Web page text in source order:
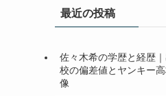
最近の投稿
佐々木希の学歴と経歴
校の偏差値とヤンキー
像